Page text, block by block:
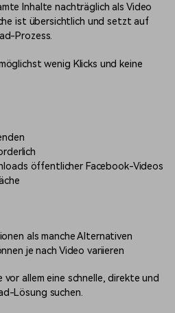
Inhalte nachträglich als Video
ist übersichtlich und setzt auf
Prozess.
wenig Klicks und keine
öffentlicher Facebook-Videos
als manche Alternativen
je nach Video variieren
vor allem eine schnelle, direkte und
Lösung suchen.